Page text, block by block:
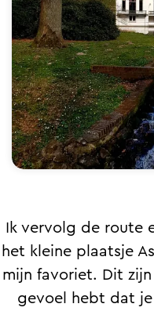
Ik vervolg de route
het kleine plaatsje
mijn favoriet. Dit
gevoel hebt dat